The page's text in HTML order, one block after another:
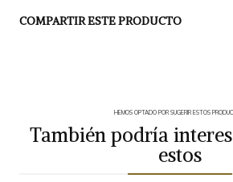
COMPARTIR ESTE PRODUCTO
HEMOS OPTADO POR SUGERIR ESTOS
También podría
estos